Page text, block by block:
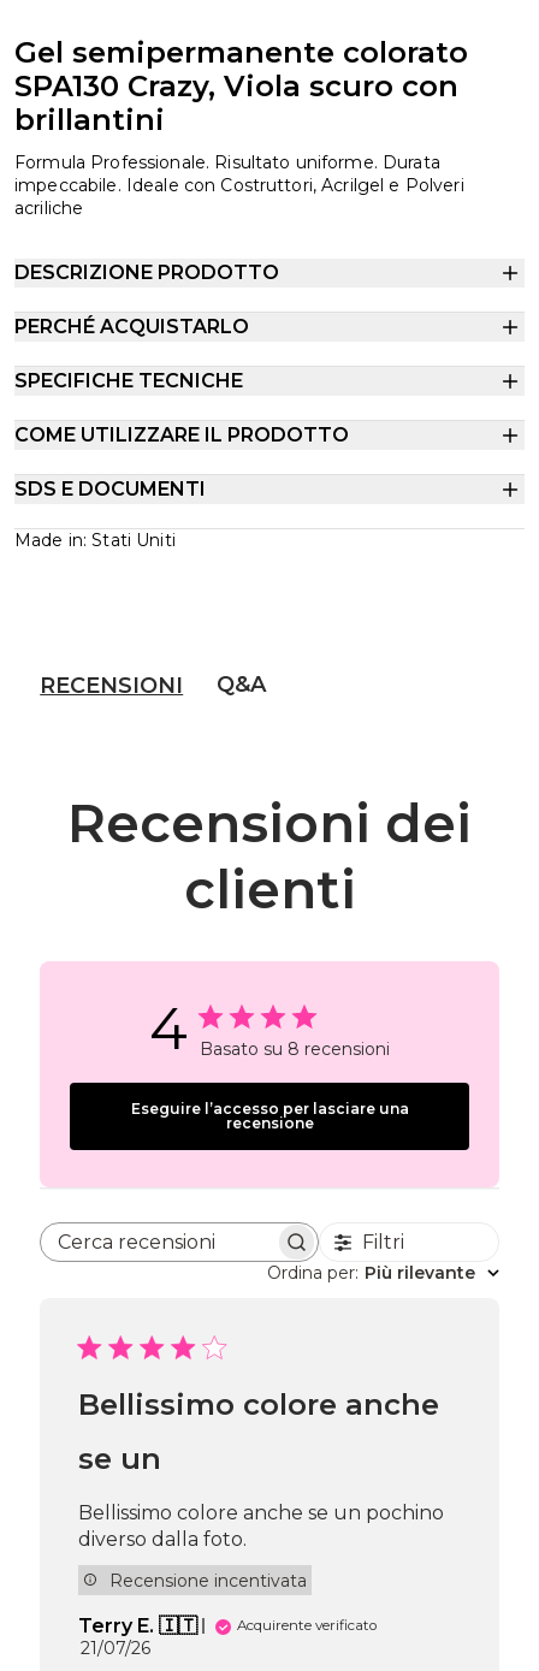
Gel semipermanente colorato
SPA130 Crazy, Viola scuro con
brillantini
Formula Professionale. Risultato uniforme. Durata
impeccabile. Ideale con Costruttori, Acrilgel e Polveri
acriliche
DESCRIZIONE PRODOTTO
PERCHÉ ACQUISTARLO
SPECIFICHE TECNICHE
COME UTILIZZARE IL PRODOTTO
SDS E DOCUMENTI
Made in: Stati Uniti
RECENSIONI Q&A
Recensioni dei
clienti
4 Basato su 8 recensioni
Eseguire l’accesso per lasciare una
recensione
Cerca recensioni Filtri
Ordina per: Più rilevante
Bellissimo colore anche
se un
Bellissimo colore anche se un pochino
diverso dalla foto.
Recensione incentivata
Terry E. 🇮🇹 Acquirente verificato
Data
21/07/26